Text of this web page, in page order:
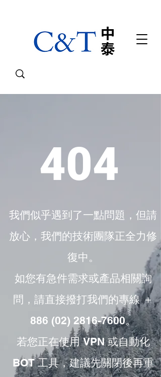
404
我們似乎遇到了一點問題，但請
放心，我們的技術團隊正全力修
復中。
如您有急件需求或產品相關詢
問，請直接撥打我們的專線 ＋
886 (02) 2816-7600。
若您正在使用 VPN 或自動化
BOT 工具，建議先關閉後再重